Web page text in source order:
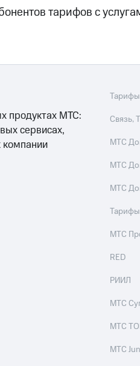
тарифов с
продуктах МТС:
сервисах,
компании
Тарифы
Связь,
МТС
МТС
МТС
МТС
RED
РИИЛ
МТС
МТС
МТС